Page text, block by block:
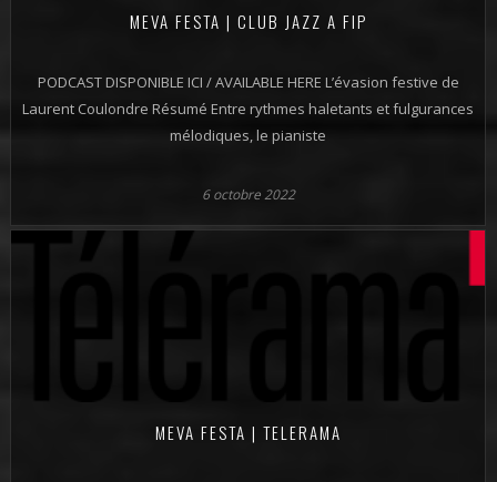
MEVA FESTA | CLUB JAZZ A FIP
PODCAST DISPONIBLE ICI / AVAILABLE HERE L’évasion festive de
Laurent Coulondre Résumé Entre rythmes haletants et fulgurances
mélodiques, le pianiste
6 octobre 2022
MEVA FESTA | TELERAMA